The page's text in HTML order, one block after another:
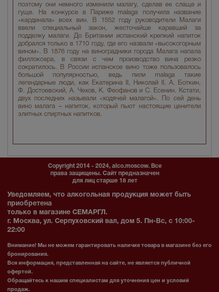
поэтому они немного изменили малагу, сделав ее слаще и
гуще. На конкурсе в Париже malaga получила название
«кардинала» всех вин. В 1552 году руководители Малаги
ввели специальный закон, жесточайше каравший за
подделку малаги. До Британии испанский крепкий напиток
добрался только в 1710 году, где его назвали «высокогорным
вином». В 1876 году на виноградники города Малага напала
филлоксера, в связи с чем производство вина резко
сократилось. В России испанское вино тоже пользовалось
большой популярностью, ведь пили malaga такие
легендарные люди, как Екатерина II, Николай II, А. Боткин,
Ф. Достоевский, А. Чехов, К. Феофанов и С. Есенин. Кстати,
двух последних называли «ходячей малагой». По сей день
вино малага – напиток, который пьют настоящие ценители
элитных спиртных напитков.
Copyright 2014 - 2024, alco.moscow. Все
права защищены. Сайт предназначен
для лиц старше 18 лет
Уведомляем, что алкогольная продукция может быть
приобретена
только в магазине СЕМАРГЛ.
г. Москва, ул. Серпуховский вал, дом 5. Пн-Вс, с 10:00-
22:00
Внимание! Мы не можем гарантировать наличия товара в магазине без его
бронирования.
Вся информация, представленная на сайте, не является публичной
офертой.
Обращайтесь к нашим специалистам для уточнения цен и условий
продаж.